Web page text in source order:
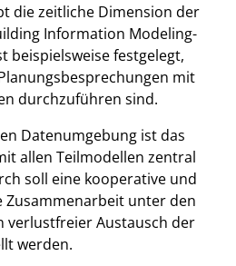
die zeitliche Dimension der
Information Modeling-
beispielsweise festgelegt,
mit
durchzuführen sind.
Datenumgebung ist das
allen Teilmodellen zentral
soll eine kooperative und
unter den
verlustfreier Austausch der
werden.